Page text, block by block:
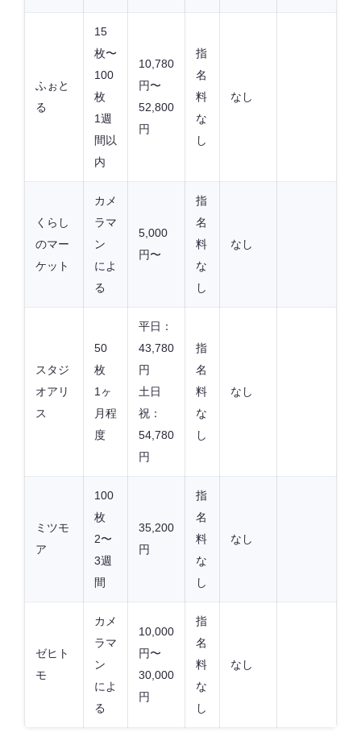
ふぉと
る
15
枚〜
100
枚
1週
間以
内
10,780
円〜
52,800
円
指
名
料
な
し
なし
くらし
のマー
ケット
カメ
ラマ
ン
によ
る
5,000
円〜
指
名
料
な
し
なし
スタジ
オアリ
ス
50
枚
1ヶ
月程
度
平日：
43,780
円
土日
祝：
54,780
円
指
名
料
な
し
なし
ミツモ
ア
100
枚
2〜
3週
間
35,200
円
指
名
料
な
し
なし
ゼヒト
モ
カメ
ラマ
ン
によ
る
10,000
円〜
30,000
円
指
名
料
な
し
なし